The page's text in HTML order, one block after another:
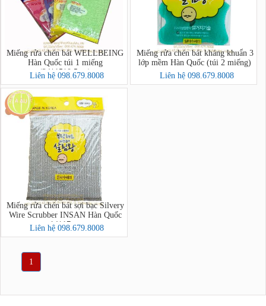
Miếng rửa chén bát WELLBEING
Hàn Quốc túi 1 miếng
(24*15*0.5cm)
Liên hệ 098.679.8008
Miếng rửa chén bát kháng khuẩn 3
lớp mềm Hàn Quốc (túi 2 miếng)
Liên hệ 098.679.8008
Miếng rửa chén bát sợi bạc Silvery
Wire Scrubber INSAN Hàn Quốc
14*17cm
Liên hệ 098.679.8008
1